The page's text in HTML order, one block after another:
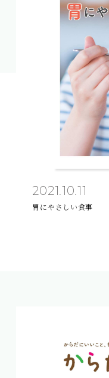
2021.10.11
胃にやさしい食事